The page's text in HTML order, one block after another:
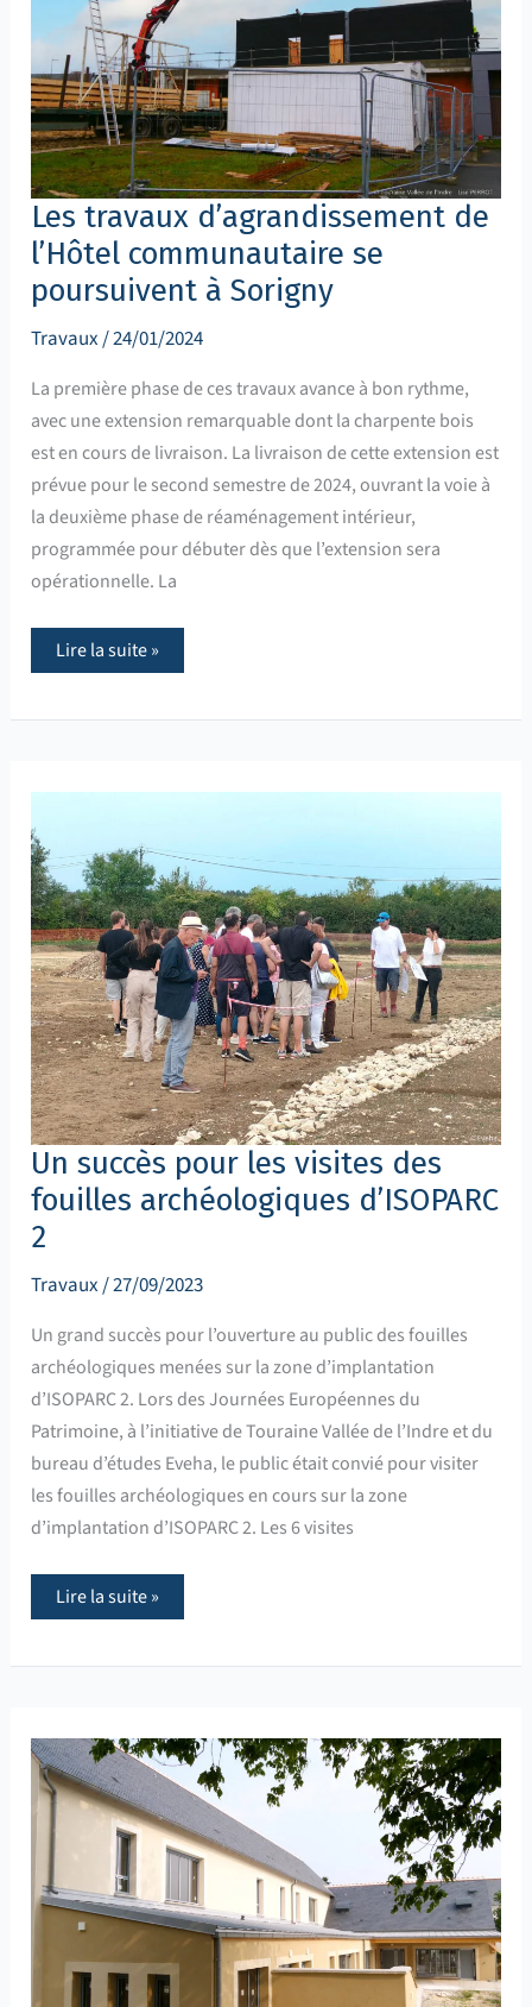
Les travaux d’agrandissement de
l’Hôtel communautaire se
poursuivent à Sorigny
Travaux/24/01/2024
La première phase de ces travaux avance à bon rythme,
avec une extension remarquable dont la charpente bois
est en cours de livraison. La livraison de cette extension est
prévue pour le second semestre de 2024, ouvrant la voie à
la deuxième phase de réaménagement intérieur,
programmée pour débuter dès que l’extension sera
opérationnelle. La
Lire la suite »
Un succès pour les visites des
fouilles archéologiques d’ISOPARC
2
Travaux/27/09/2023
Un grand succès pour l’ouverture au public des fouilles
archéologiques menées sur la zone d’implantation
d’ISOPARC 2. Lors des Journées Européennes du
Patrimoine, à l’initiative de Touraine Vallée de l’Indre et du
bureau d’études Eveha, le public était convié pour visiter
les fouilles archéologiques en cours sur la zone
d’implantation d’ISOPARC 2. Les 6 visites
succès
visites
des
fouilles
archéologiques
d’ISOPARC
2
Lire la suite »
sur
l’avancement
des
travaux
de
l’ALSH
Montbazon